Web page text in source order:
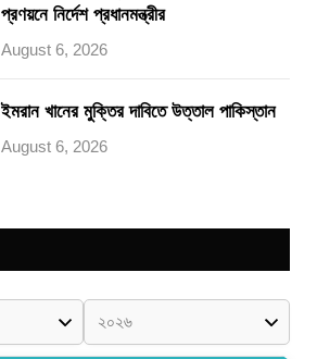
প্রণয়নে নির্দেশ প্রধানমন্ত্রীর
August 6, 2026
ইমরান খানের মুক্তির দাবিতে উত্তাল পাকিস্তান
August 6, 2026